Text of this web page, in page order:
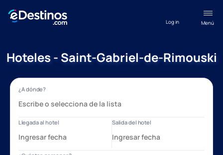
Menú
Log in
Hoteles - Saint-Gabriel-de-Rimouski